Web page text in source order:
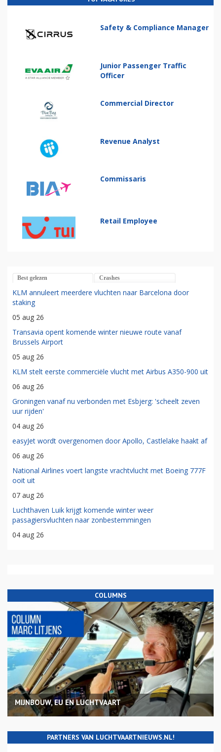
Safety & Compliance Manager
Junior Passenger Traffic
Officer
Commercial Director
Revenue Analyst
Commissaris
Retail Employee
Best gelezen Crashes
KLM annuleert meerdere vluchten naar Barcelona door
staking
05 aug 26
Transavia opent komende winter nieuwe route vanaf
Brussels Airport
05 aug 26
KLM stelt eerste commerciële vlucht met Airbus A350-900 uit
06 aug 26
Groningen vanaf nu verbonden met Esbjerg: 'scheelt zeven
uur rijden'
04 aug 26
easyJet wordt overgenomen door Apollo, Castlelake haakt af
06 aug 26
National Airlines voert langste vrachtvlucht met Boeing 777F
ooit uit
07 aug 26
Luchthaven Luik krijgt komende winter weer
passagiersvluchten naar zonbestemmingen
04 aug 26
COLUMNS
MIJNBOUW, EU EN LUCHTVAART
PARTNERS VAN LUCHTVAARTNIEUWS.NL!